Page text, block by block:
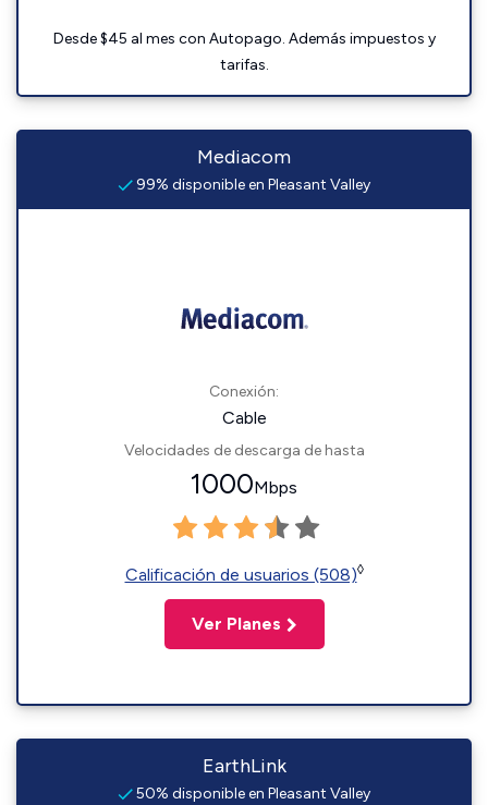
Desde $45 al mes con Autopago. Además impuestos y
tarifas.
Mediacom
99% disponible en Pleasant Valley
Conexión:
Cable
Velocidades de descarga de hasta
1000Mbps
Calificación de usuarios (508)◊
Ver Planes
EarthLink
50% disponible en Pleasant Valley